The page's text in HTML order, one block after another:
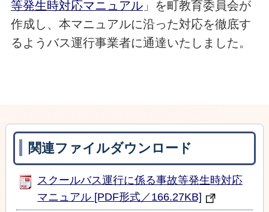
等発生時対応マニュアル」を町教育委員会が
作成し、本マニュアルに沿った対応を徹底す
るようバス運行事業者に通達いたしました。
関連ファイルダウンロード
スクールバス運行に係る事故等発生時対応
マニュアル [PDF形式／166.27KB]